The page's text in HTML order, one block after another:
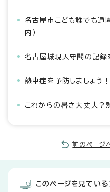
名古屋市こども誰でも通
内）
名古屋城現天守閣の記録
熱中症を予防しましょう！
これからの暑さ大丈夫？
前のページ
このページを見てい